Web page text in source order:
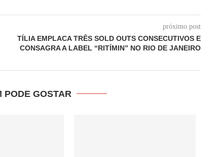
próximo post
TÍLIA EMPLACA TRÊS SOLD OUTS CONSECUTIVOS E
CONSAGRA A LABEL “RITÍMIN” NO RIO DE JANEIRO
PODE GOSTAR